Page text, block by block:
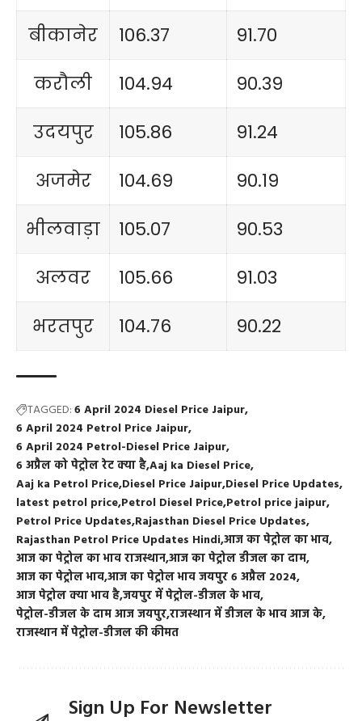
बीकानेर
106.37
91.70
करौली
104.94
90.39
उदयपुर
105.86
91.24
अजमेर
104.69
90.19
भीलवाड़ा
105.07
90.53
अलवर
105.66
91.03
भरतपुर
104.76 90.22
TAGGED:6 April 2024 Diesel Price Jaipur
6 April 2024 Petrol Price Jaipur
6 April 2024 Petrol-Diesel Price Jaipur
6 अप्रैल को पेट्रोल रेट क्या हैAaj ka Diesel Price
Aaj ka Petrol Price Diesel Price Jaipur Diesel Price Updates
latest petrol price Petrol Diesel Price Petrol price jaipur
Petrol Price Updates Rajasthan Diesel Price Updates
Rajasthan Petrol Price Updates Hindiआज का पेट्रोल का भाव
आज का पेट्रोल का भाव राजस्थानआज का पेट्रोल डीजल का दाम
आज का पेट्रोल भावआज का पेट्रोल भाव जयपुर 6 अप्रैल 2024
आज पेट्रोल क्या भाव हैजयपुर में पेट्रोल-डीजल के भाव
पेट्रोल-डीजल के दाम आज जयपुरराजस्थान में डीजल के भाव आज के
राजस्थान में पेट्रोल-डीजल की कीमत
Sign Up For Newsletter